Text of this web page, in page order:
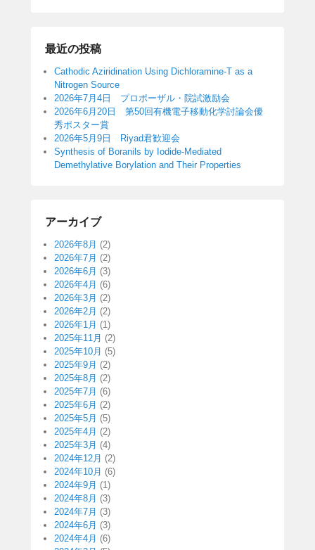
最近の投稿
Cathodic Aziridination Using Dichloramine-T as a
Nitrogen Source
2026年7月4日 プロポーザル・院試激励会
2026年6月20日 第50回有機電子移動化学討論会優
秀ポスター賞
2026年5月9日 Riyad君歓迎会
Synthesis of Boranils by Iodide-Mediated
Demethylative Borylation and Their Properties
アーカイブ
2026年8月 (2)
2026年7月 (2)
2026年6月 (3)
2026年4月 (6)
2026年3月 (2)
2026年2月 (2)
2026年1月 (1)
2025年11月 (2)
2025年10月 (5)
2025年9月 (2)
2025年8月 (2)
2025年7月 (6)
2025年6月 (2)
2025年5月 (5)
2025年4月 (2)
2025年3月 (4)
2024年12月 (2)
2024年10月 (6)
2024年9月 (1)
2024年8月 (3)
2024年7月 (3)
2024年6月 (3)
2024年4月 (6)